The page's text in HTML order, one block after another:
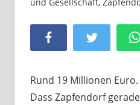
Facebook Twitter
Rund 19 Millionen
Dass Zapfendorf